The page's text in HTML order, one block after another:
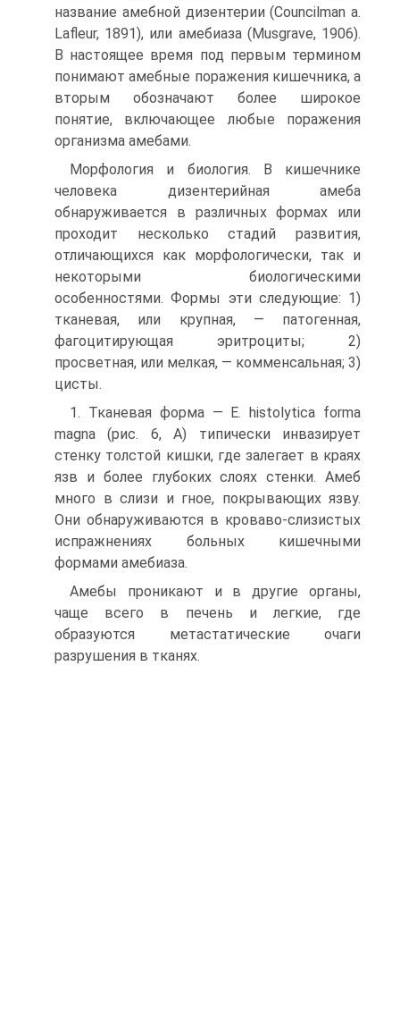
название амебной дизентерии (Councilman a.
Lafleur, 1891), или амебиаза (Musgrave, 1906).
В настоящее время под первым термином
понимают амебные поражения кишечника, а
вторым обозначают более широкое
понятие, включающее любые поражения
организма амебами.
Морфология и биология. В кишечнике
человека дизентерийная амеба
обнаруживается в различных формах или
проходит несколько стадий развития,
отличающихся как морфологически, так и
некоторыми биологическими
особенностями. Формы эти следующие: 1)
тканевая, или крупная, — патогенная,
фагоцитирующая эритроциты; 2)
просветная, или мелкая, — комменсальная; 3)
цисты.
1. Тканевая форма — Е. histolytica forma
magna (рис. 6, А) типически инвазирует
стенку толстой кишки, где залегает в краях
язв и более глубоких слоях стенки. Амеб
много в слизи и гное, покрывающих язву.
Они обнаруживаются в кроваво-слизистых
испражнениях больных кишечными
формами амебиаза.
Амебы проникают и в другие органы,
чаще всего в печень и легкие, где
образуются метастатические очаги
разрушения в тканях.